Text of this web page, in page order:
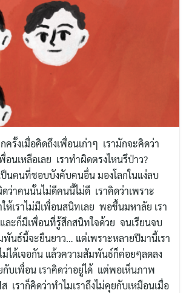
ครั้งเมื่อคิดถึงเพื่อนเก่าๆ เรามักจะคิดว่า
อนเหลือเลย เราทำผิดตรงไหนรึป่าว?
ป็นคนที่ชอบบังคับคนอื่น มองโลกในแง่ลบ
ว่าคนนั้นไม่ดีคนนี้ไม่ดี เราคิดว่าเพราะ
ห้เราไม่มีเพื่อนสนิทเลย พอขึ้นมหาลัย เรา
และก็มีเพื่อนที่รู้สึกสนิทใจด้วย จนเรียนจบ
พันธ์นี้จะยืนยาว… แต่เพราะหลายปีมานี้เรา
ได้เจอกัน แล้วความสัมพันธ์ก็ค่อยๆลดลง
กับเพื่อน เราคิดว่าอยู่ได้ แต่พอเห็นภาพ
เราก็คิดว่าทำไมเราถึงไม่คุยกับเหมือนเมื่อ